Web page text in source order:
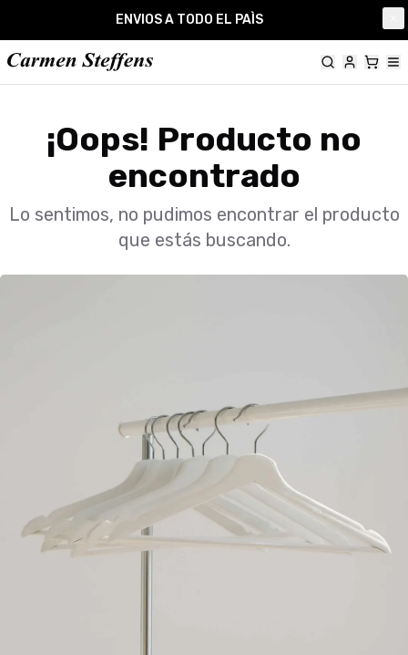
ENVIOS A TODO EL PAÌS
¡Oops! Producto no
encontrado
Lo sentimos, no pudimos encontrar el producto
que estás buscando.